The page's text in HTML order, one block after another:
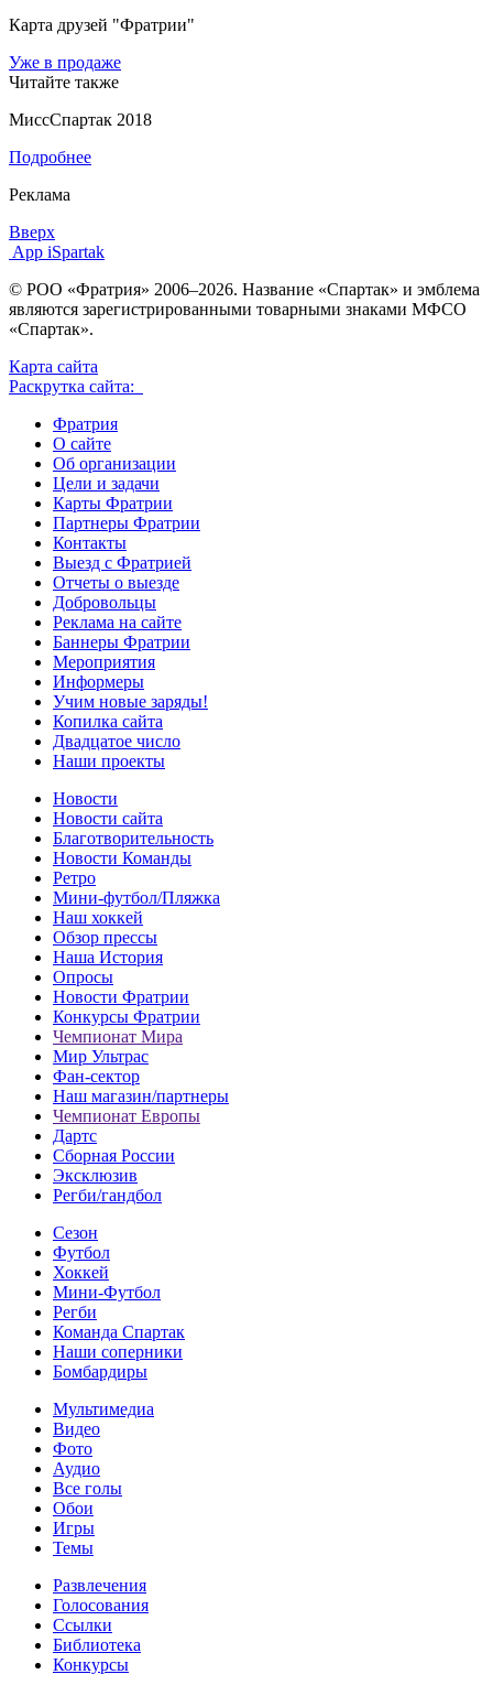
Карта друзей "Фратрии"
Уже в продаже
Читайте также
МиссСпартак 2018
Подробнее
Реклама
Вверх
App iSpartak
© РОО «Фратрия» 2006–2026. Название «Спартак» и эмблема
являются зарегистрированными товарными знаками МФСО
«Спартак».
Карта сайта
Раскрутка сайта:
Фратрия
О сайте
Об организации
Цели и задачи
Карты Фратрии
Партнеры Фратрии
Контакты
Выезд с Фратрией
Отчеты о выезде
Добровольцы
Реклама на сайте
Баннеры Фратрии
Мероприятия
Информеры
Учим новые заряды!
Копилка сайта
Двадцатое число
Наши проекты
Новости
Новости сайта
Благотворительность
Новости Команды
Ретро
Мини-футбол/Пляжка
Наш хоккей
Обзор прессы
Наша История
Опросы
Новости Фратрии
Конкурсы Фратрии
Чемпионат Мира
Мир Ультрас
Фан-cектор
Наш магазин/партнеры
Чемпионат Европы
Дартс
Сборная России
Эксклюзив
Регби/гандбол
Сезон
Футбол
Хоккей
Мини-Футбол
Регби
Команда Спартак
Наши соперники
Бомбардиры
Мультимедиа
Видео
Фото
Аудио
Все голы
Обои
Игры
Темы
Развлечения
Голосования
Ссылки
Библиотека
Конкурсы